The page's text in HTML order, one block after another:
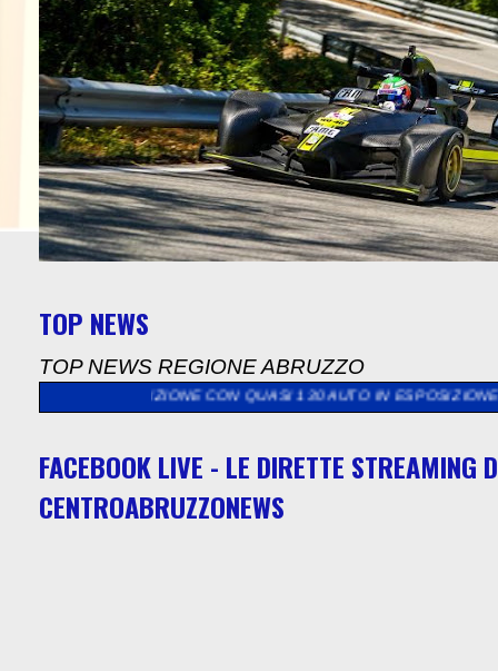
TOP NEWS
TOP NEWS REGIONE ABRUZZO
CON QUASI 130 AUTO IN ESPOSIZIONE STATICA IL
FACEBOOK LIVE - LE DIRETTE STREAMING
CENTROABRUZZONEWS